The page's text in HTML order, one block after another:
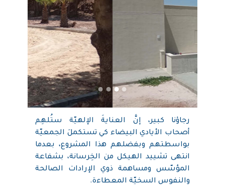
رجاؤنا كبير، إنَّ العنايةَ الإلهيّة ستُلهِم
أصحاب الأيادي البيضاء كي تستكملَ الجمعيّة
بواسطتهم وبفضلهم هذا المشروع، بعدما
انتهى تشييد الهيكل من الخِرسانة، بشفاعة
المؤسّس ومساهمة ذوي الإرادات الصالحة
والنفوس السخيّة المعطاءة.